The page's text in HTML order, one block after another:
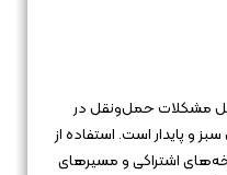
حل مشکلات حمل‌ونقل در
و پایدار است. استفاده از
اشتراکی و مسیرهای